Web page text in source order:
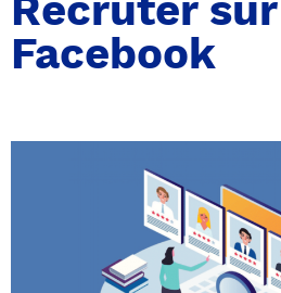
Recruter sur
Facebook